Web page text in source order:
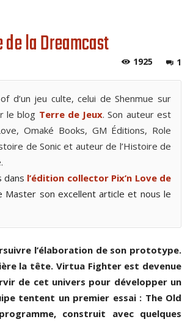
la Dreamcast
1
1925
d’un jeu culte, celui de Shenmue sur
le blog Terre de Jeux. Son auteur est
Omaké Books, GM Éditions, Role
de Sonic et auteur de l’Histoire de
dans l’édition collector Pix’n Love de
Master son excellent article et nous le
l’élaboration de son prototype.
la tête. Virtua Fighter est devenue
de cet univers pour développer un
tentent un premier essai : The Old
construit avec quelques